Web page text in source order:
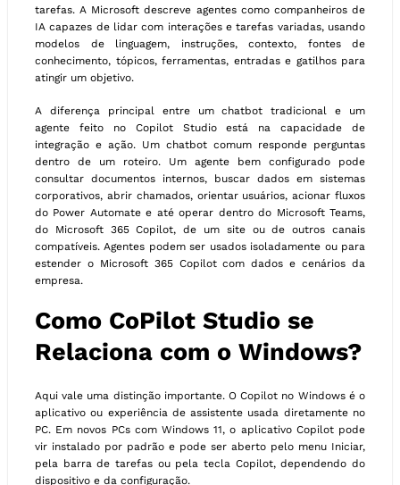
tarefas. A Microsoft descreve agentes como companheiros de
IA capazes de lidar com interações e tarefas variadas, usando
modelos de linguagem, instruções, contexto, fontes de
conhecimento, tópicos, ferramentas, entradas e gatilhos para
atingir um objetivo.
A diferença principal entre um chatbot tradicional e um
agente feito no Copilot Studio está na capacidade de
integração e ação. Um chatbot comum responde perguntas
dentro de um roteiro. Um agente bem configurado pode
consultar documentos internos, buscar dados em sistemas
corporativos, abrir chamados, orientar usuários, acionar fluxos
do Power Automate e até operar dentro do Microsoft Teams,
do Microsoft 365 Copilot, de um site ou de outros canais
compatíveis. Agentes podem ser usados isoladamente ou para
estender o Microsoft 365 Copilot com dados e cenários da
empresa.
Como CoPilot Studio se
Relaciona com o Windows?
Aqui vale uma distinção importante. O Copilot no Windows é o
aplicativo ou experiência de assistente usada diretamente no
PC. Em novos PCs com Windows 11, o aplicativo Copilot pode
vir instalado por padrão e pode ser aberto pelo menu Iniciar,
pela barra de tarefas ou pela tecla Copilot, dependendo do
dispositivo e da configuração.